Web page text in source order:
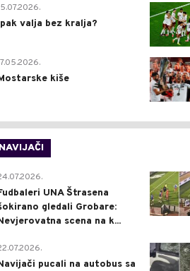
valja bez kralja?
kiše
NAVIJAČI
UNA Štrasena
gledali Grobare:
scena na k...
pucali na autobus sa